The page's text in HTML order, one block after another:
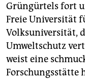
Grüngürtels fort
Freie Universität
Volksuniversität,
Umweltschutz
weist eine
Forschungsstätte